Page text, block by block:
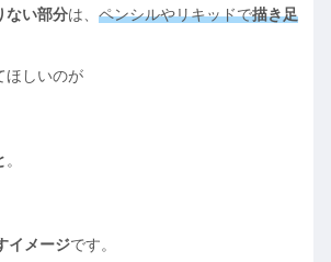
ない部分は、 ペンシルやリキッドで描き足
ほしいのが
。
イメージです。